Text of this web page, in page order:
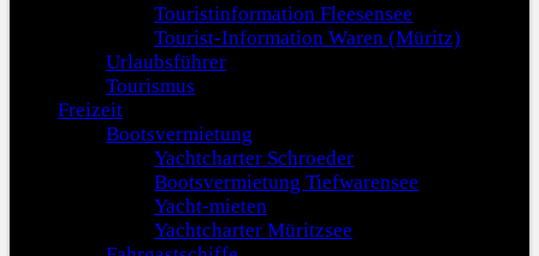
Touristinformation Fleesensee
Tourist-Information Waren (Müritz)
Urlaubsführer
Tourismus
Freizeit
Bootsvermietung
Yachtcharter Schroeder
Bootsvermietung Tiefwarensee
Yacht-mieten
Yachtcharter Müritzsee